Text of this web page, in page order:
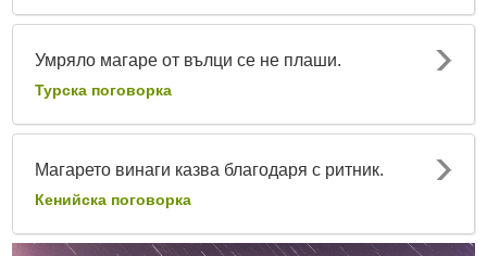
Умряло магаре от вълци се не плаши.
Турска поговорка
Магарето винаги казва благодаря с ритник.
Кенийска поговорка